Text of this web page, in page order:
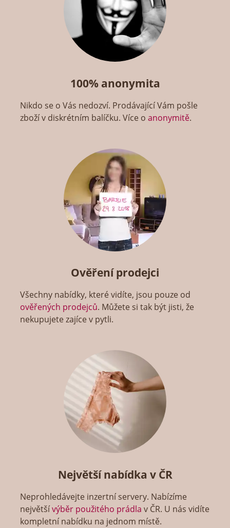
100% anonymita
Nikdo se o Vás nedozví. Prodávající Vám pošle
zboží v diskrétním balíčku. Více oanonymitě.
Ověření prodejci
Všechny nabídky, které vidíte, jsou pouze od
ověřených prodejců. Můžete si tak být jisti, že
nekupujete zajíce v pytli.
Největší nabídka v ČR
Neprohledávejte inzertní servery. Nabízíme
největšívýběr použitého prádla v ČR. U nás vidíte
kompletní nabídku na jednom místě.